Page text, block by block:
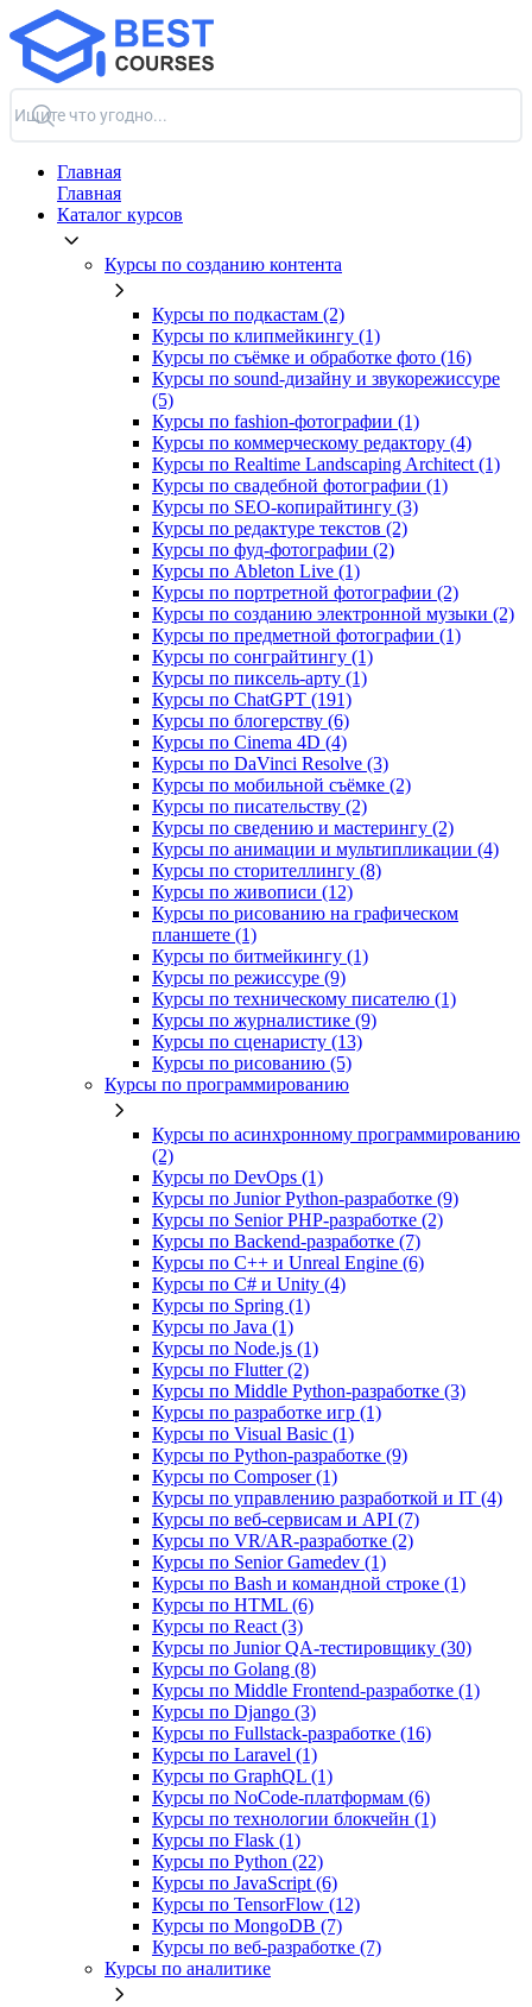
Главная
Главная
Каталог курсов
Курсы по созданию контента
Курсы по подкастам (2)
Курсы по клипмейкингу (1)
Курсы по съёмке и обработке фото (16)
Курсы по sound-дизайну и звукорежиссуре
(5)
Курсы по fashion-фотографии (1)
Курсы по коммерческому редактору (4)
Курсы по Realtime Landscaping Architect (1)
Курсы по свадебной фотографии (1)
Курсы по SEO-копирайтингу (3)
Курсы по редактуре текстов (2)
Курсы по фуд-фотографии (2)
Курсы по Ableton Live (1)
Курсы по портретной фотографии (2)
Курсы по созданию электронной музыки (2)
Курсы по предметной фотографии (1)
Курсы по сонграйтингу (1)
Курсы по пиксель-арту (1)
Курсы по ChatGPT (191)
Курсы по блогерству (6)
Курсы по Cinema 4D (4)
Курсы по DaVinci Resolve (3)
Курсы по мобильной съёмке (2)
Курсы по писательству (2)
Курсы по сведению и мастерингу (2)
Курсы по анимации и мультипликации (4)
Курсы по сторителлингу (8)
Курсы по живописи (12)
Курсы по рисованию на графическом
планшете (1)
Курсы по битмейкингу (1)
Курсы по режиссуре (9)
Курсы по техническому писателю (1)
Курсы по журналистике (9)
Курсы по сценаристу (13)
Курсы по рисованию (5)
Курсы по программированию
Курсы по асинхронному программированию
(2)
Курсы по DevOps (1)
Курсы по Junior Python-разработке (9)
Курсы по Senior PHP-разработке (2)
Курсы по Backend‑разработке (7)
Курсы по C++ и Unreal Engine (6)
Курсы по C# и Unity (4)
Курсы по Spring (1)
Курсы по Java (1)
Курсы по Node.js (1)
Курсы по Flutter (2)
Курсы по Middle Python-разработке (3)
Курсы по разработке игр (1)
Курсы по Visual Basic (1)
Курсы по Python-разработке (9)
Курсы по Composer (1)
Курсы по управлению разработкой и IT (4)
Курсы по веб‑сервисам и API (7)
Курсы по VR/AR‑разработке (2)
Курсы по Senior Gamedev (1)
Курсы по Bash и командной строке (1)
Курсы по HTML (6)
Курсы по React (3)
Курсы по Junior QA-тестировщику (30)
Курсы по Golang (8)
Курсы по Middle Frontend-разработке (1)
Курсы по Django (3)
Курсы по Fullstack‑разработке (16)
Курсы по Laravel (1)
Курсы по GraphQL (1)
Курсы по NoCode‑платформам (6)
Курсы по технологии блокчейн (1)
Курсы по Flask (1)
Курсы по Python (22)
Курсы по JavaScript (6)
Курсы по TensorFlow (12)
Курсы по MongoDB (7)
Курсы по веб‑разработке (7)
Курсы по аналитике